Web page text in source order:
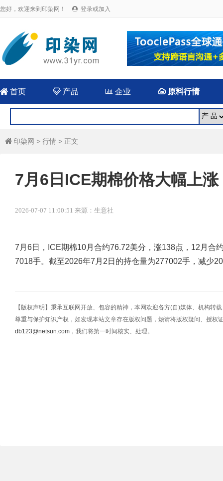
您好，欢迎来到印染网！  登录或加入
 首页 产品  企业 原料行情
 印染网 > 行情 > 正文
7月6日ICE期棉价格大幅上涨
2026-07-07 11:00:51 来源：生意社
7月6日，ICE期棉10月合约76.72美分，涨138点，12月合
7018手。截至2026年7月2日的持仓量为277002手，减少
【版权声明】秉承互联网开放、包容的精神，本网欢迎各方(自)媒体、机构转
尊重与保护知识产权，如发现本站文章存在版权问题，烦请将版权疑问、授权
db123@netsun.com ，我们将第一时间核实、处理。